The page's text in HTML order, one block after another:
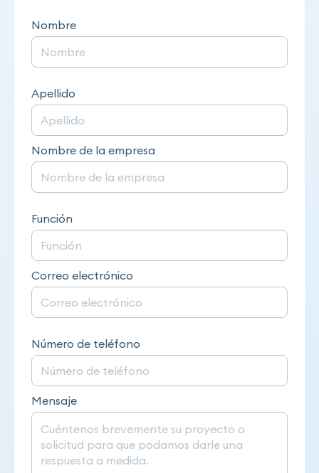
Nombre
Apellido
Nombre de la empresa
Función
Correo electrónico
Número de teléfono
Mensaje